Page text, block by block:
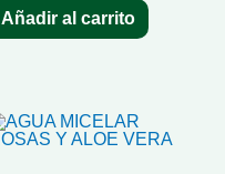
Añadir al carrito